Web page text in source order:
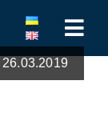
26.03.2019